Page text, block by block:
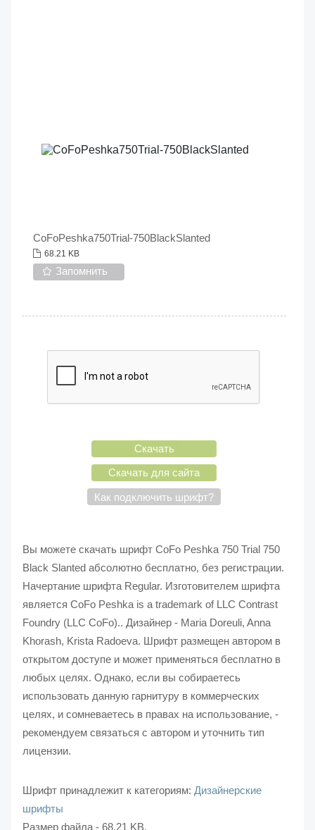
CoFoPeshka750Trial-750BlackSlanted
68.21 KB
Запомнить
Скачать
Скачать для сайта
Как подключить шрифт?
Вы можете скачать шрифт CoFo Peshka 750 Trial 750
Black Slanted абсолютно бесплатно, без регистрации.
Начертание шрифта Regular. Изготовителем шрифта
является CoFo Peshka is a trademark of LLC Contrast
Foundry (LLC CoFo).. Дизайнер - Maria Doreuli, Anna
Khorash, Krista Radoeva. Шрифт размещен автором в
открытом доступе и может применяться бесплатно в
любых целях. Однако, если вы собираетесь
использовать данную гарнитуру в коммерческих
целях, и сомневаетесь в правах на использование, -
рекомендуем связаться с автором и уточнить тип
лицензии.
Шрифт принадлежит к категориям: Дизайнерские
шрифты
Размер файла - 68.21 KB.